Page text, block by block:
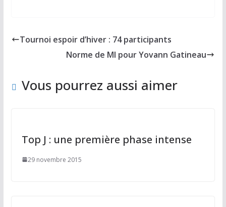
b
k
d
o
l g
er
Tournoi espoir d’hiver : 74 participants
Norme de MI pour Yovann Gatineau
Vous pourrez aussi aimer
Top J : une première phase intense
29 novembre 2015